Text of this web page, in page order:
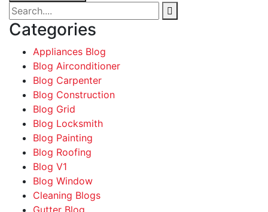
Categories
Appliances Blog
Blog Airconditioner
Blog Carpenter
Blog Construction
Blog Grid
Blog Locksmith
Blog Painting
Blog Roofing
Blog V1
Blog Window
Cleaning Blogs